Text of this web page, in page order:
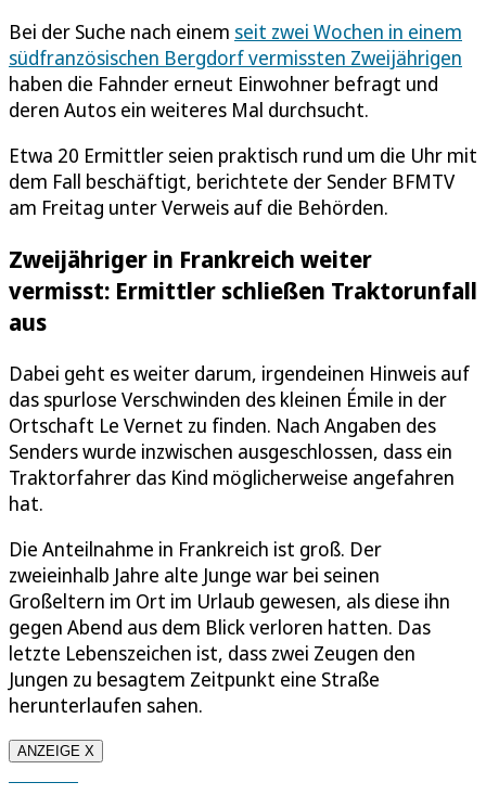
Bei der Suche nach einem seit zwei Wochen in einem
südfranzösischen Bergdorf vermissten Zweijährigen
haben die Fahnder erneut Einwohner befragt und
deren Autos ein weiteres Mal durchsucht.
Etwa 20 Ermittler seien praktisch rund um die Uhr mit
dem Fall beschäftigt, berichtete der Sender BFMTV
am Freitag unter Verweis auf die Behörden.
Zweijähriger in Frankreich weiter
vermisst: Ermittler schließen Traktorunfall
aus
Dabei geht es weiter darum, irgendeinen Hinweis auf
das spurlose Verschwinden des kleinen Émile in der
Ortschaft Le Vernet zu finden. Nach Angaben des
Senders wurde inzwischen ausgeschlossen, dass ein
Traktorfahrer das Kind möglicherweise angefahren
hat.
Die Anteilnahme in Frankreich ist groß. Der
zweieinhalb Jahre alte Junge war bei seinen
Großeltern im Ort im Urlaub gewesen, als diese ihn
gegen Abend aus dem Blick verloren hatten. Das
letzte Lebenszeichen ist, dass zwei Zeugen den
Jungen zu besagtem Zeitpunkt eine Straße
herunterlaufen sahen.
ANZEIGE X